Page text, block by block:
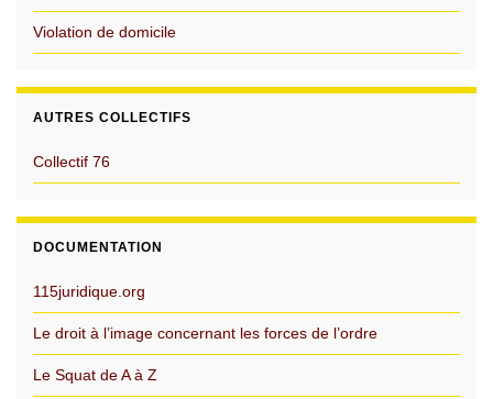
Violation de domicile
AUTRES COLLECTIFS
Collectif 76
DOCUMENTATION
115juridique.org
Le droit à l’image concernant les forces de l’ordre
Le Squat de A à Z